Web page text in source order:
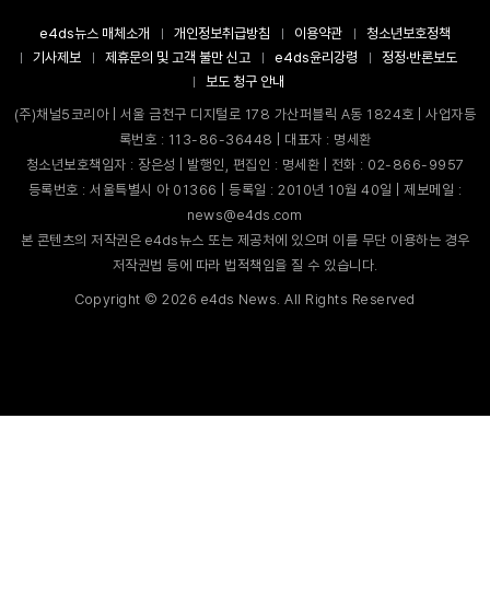
e4ds뉴스 매체소개 개인정보취급방침 이용약관
청소년보호정책
기사제보
제휴문의 및 고객 불만 신고 e4ds윤리강령
정정·반론보도
보도 청구 안내
(주)채널5코리아 | 서울 금천구 디지털로 178 가산퍼블릭 A동 1824호 | 사업자등
록번호 : 113-86-36448 | 대표자 : 명세환
청소년보호책임자 : 장은성 | 발행인, 편집인 : 명세환 | 전화 : 02-866-9957
등록번호 : 서울특별시 아 01366 | 등록일 : 2010년 10월 40일 | 제보메일 :
news@e4ds.com
본 콘텐츠의 저작권은 e4ds뉴스 또는 제공처에 있으며 이를 무단 이용하는 경우
저작권법 등에 따라 법적책임을 질 수 있습니다.
Copyright ©2026 e4ds News. All Rights Reserved